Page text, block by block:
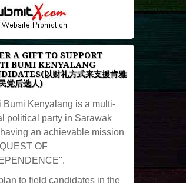
A GIFT TO SUPPORT
BUMI KENYALANG
以财礼方式来支援肯雅
党后选人)
Bumi Kenyalang is a multi-
political party in Sarawak
an achievable mission
OF
to field candidates in the